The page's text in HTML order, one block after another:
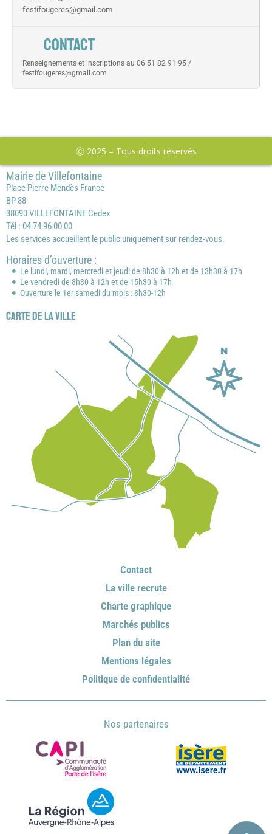
festifougeres@gmail.com
CONTACT
Renseignements et inscriptions au 06 51 82 91 95 /
festifougeres@gmail.com
Ⓒ 2025 – Tous droits réservés
Mairie de Villefontaine
Place Pierre Mendès France
BP 88
38093 VILLEFONTAINE Cedex
Tél : 04 74 96 00 00
Les services accueillent le public uniquement sur rendez-vous.
Horaires d’ouverture :
Le lundi, mardi, mercredi et jeudi de 8h30 à 12h et de 13h30 à 17h
Le vendredi de 8h30 à 12h et de 15h30 à 17h
Ouverture le 1er samedi du mois : 8h30-12h
Carte de la ville
Contact
La ville recrute
Charte graphique
Marchés publics
Plan du site
Mentions légales
Politique de confidentialité
Nos partenaires